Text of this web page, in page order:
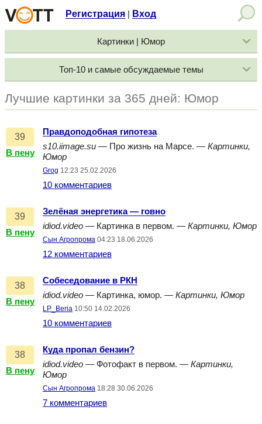
Регистрация Вход
Картинки | Юмор
Топ-10 и самые обсуждаемые темы
Лучшие картинки за 365 дней: Юмор
39
В пену
Правдоподобная гипотеза
s10.iimage.su — Про жизнь на Марсе. — Картинки,
Юмор
Grog 12:23 25.02.2026
10 комментариев
39
В пену
Зелёная энергетика — говно
idiod.video — Картинка в первом. — Картинки, Юмор
Сын Агропрома 04:23 18.06.2026
12 комментариев
38
В пену
Собеседование в РКН
idiod.video — Картинка, юмор. — Картинки, Юмор
LP_Beria 10:50 14.02.2026
10 комментариев
38
В пену
Куда пропал бензин?
idiod.video — Фотофакт в первом. — Картинки,
Юмор
Сын Агропрома 18:28 30.06.2026
7 комментариев